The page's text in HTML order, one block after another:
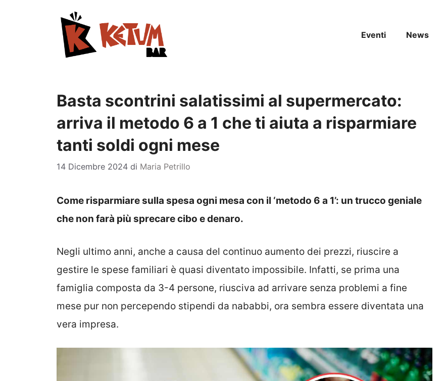
Eventi News
Basta scontrini salatissimi al supermercato:
arriva il metodo 6 a 1 che ti aiuta a risparmiare
tanti soldi ogni mese
14 Dicembre 2024 di Maria Petrillo
Come risparmiare sulla spesa ogni mesa con il ‘metodo 6 a 1’: un trucco geniale
che non farà più sprecare cibo e denaro.
Negli ultimo anni, anche a causa del continuo aumento dei prezzi, riuscire a
gestire le spese familiari è quasi diventato impossibile. Infatti, se prima una
famiglia composta da 3-4 persone, riusciva ad arrivare senza problemi a fine
mese pur non percependo stipendi da nababbi, ora sembra essere diventata una
vera impresa.